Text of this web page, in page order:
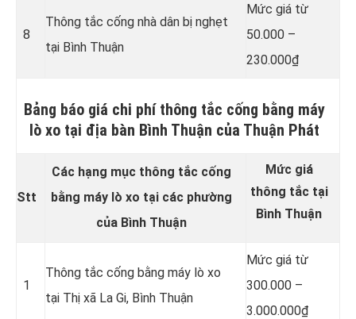
8
Thông tắc cống nhà dân bị nghẹt
tại Bình Thuận
Mức giá từ
50.000 –
230.000₫
Bảng báo giá chi phí thông tắc cống bằng máy
lò xo tại địa bàn Bình Thuận của Thuận Phát
Stt
Các hạng mục thông tắc cống
bằng máy lò xo tại các phường
của Bình Thuận
Mức giá
thông tắc tại
Bình Thuận
1
Thông tắc cống bằng máy lò xo
tại Thị xã La Gi, Bình Thuận
Mức giá từ
300.000 –
3.000.000₫